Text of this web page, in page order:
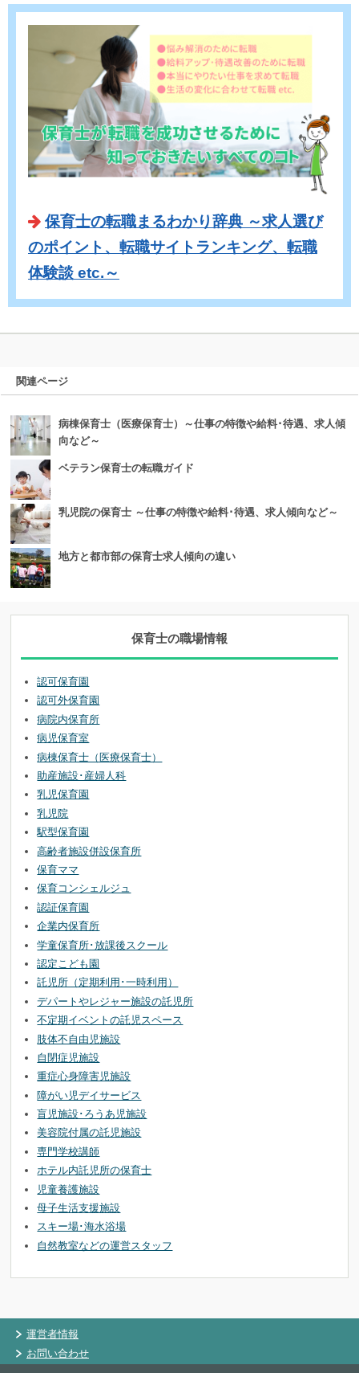
保育士の転職まるわかり辞典 ～求人選び
のポイント、転職サイトランキング、転職
体験談 etc.～
関連ページ
病棟保育士（医療保育士）～仕事の特徴や給料･待遇、求人傾
向など～
ベテラン保育士の転職ガイド
乳児院の保育士 ～仕事の特徴や給料･待遇、求人傾向など～
地方と都市部の保育士求人傾向の違い
保育士の職場情報
認可保育園
認可外保育園
病院内保育所
病児保育室
病棟保育士（医療保育士）
助産施設･産婦人科
乳児保育園
乳児院
駅型保育園
高齢者施設併設保育所
保育ママ
保育コンシェルジュ
認証保育園
企業内保育所
学童保育所･放課後スクール
認定こども園
託児所（定期利用･一時利用）
デパートやレジャー施設の託児所
不定期イベントの託児スペース
肢体不自由児施設
自閉症児施設
重症心身障害児施設
障がい児デイサービス
盲児施設･ろうあ児施設
美容院付属の託児施設
専門学校講師
ホテル内託児所の保育士
児童養護施設
母子生活支援施設
スキー場･海水浴場
自然教室などの運営スタッフ
運営者情報
お問い合わせ